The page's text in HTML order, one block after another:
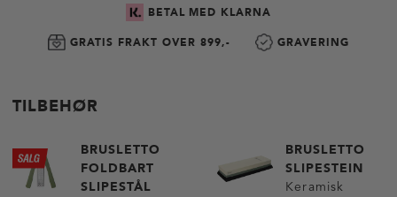
BETAL MED KLARNA
GRATIS FRAKT OVER 899,- GRAVERING
TILBEHØR
BRUSLETTO
FOLDBART
SLIPESTÅL
BRUSLETTO
SLIPESTEIN
Keramisk